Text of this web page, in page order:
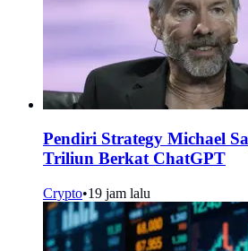
Pendiri Strategy Michael
Triliun Berkat ChatGPT
Crypto•19 jam lalu